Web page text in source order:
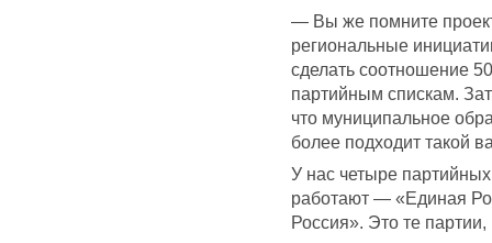
— Вы же помните
региональные
сделать соотношение
партийным спискам.
что муниципальное
более подходит такой
У нас четыре
работают — «Единая
Россия». Это те партии,